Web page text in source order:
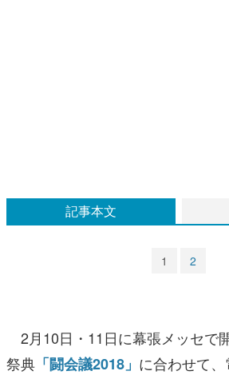
女性向け
運営：株式会社マレ
記事本文
1 2
2月10日・11日に幕張メッセで
祭典 「闘会議2018」 に合わせて